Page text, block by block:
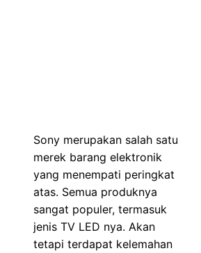
Sony merupakan salah satu
merek barang elektronik
yang menempati peringkat
atas. Semua produknya
sangat populer, termasuk
jenis TV LED nya. Akan
tetapi terdapat kelemahan